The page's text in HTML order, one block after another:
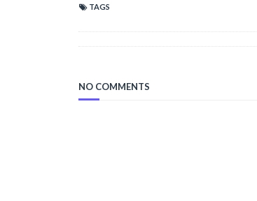
TAGS
NO COMMENTS